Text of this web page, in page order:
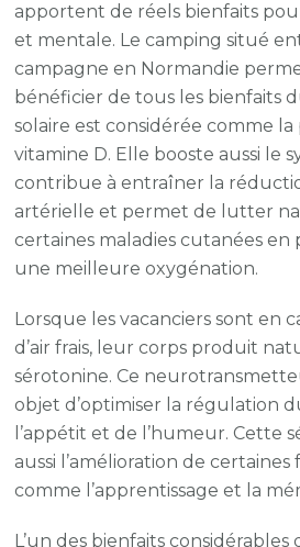
apportent de réels bienfaits
et mentale. Le camping situé
campagne en Normandie
bénéficier de tous les bienfaits
solaire est considérée comme
vitamine D. Elle booste aussi le
contribue à entraîner la
artérielle et permet de lutter
certaines maladies cutanées en
une meilleure oxygénation.
Lorsque les vacanciers sont en
d’air frais, leur corps produit
sérotonine. Ce
objet d’optimiser la régulation
l’appétit et de l’humeur. Cette
aussi l’amélioration de
comme l’apprentissage et la
L’un des bienfaits